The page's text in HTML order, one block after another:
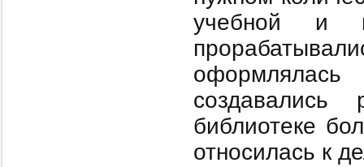
учебной и
библиотеке
относилась к